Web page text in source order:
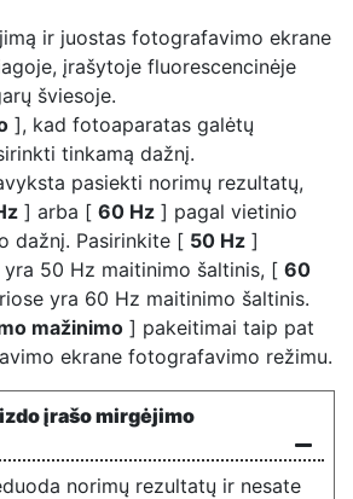
ir juostas fotografavimo ekrane
įrašytoje fluorescencinėje
šviesoje.
], kad fotoaparatas galėtų
tinkamą dažnį.
pasiekti norimų rezultatų,
] arba [ 60 Hz ] pagal vietinio
dažnį. Pasirinkite [ 50 Hz ]
50 Hz maitinimo šaltinis, [ 60
yra 60 Hz maitinimo šaltinis.
mažinimo ] pakeitimai taip pat
ekrane fotografavimo režimu.
įrašo mirgėjimo
norimų rezultatų ir nesate